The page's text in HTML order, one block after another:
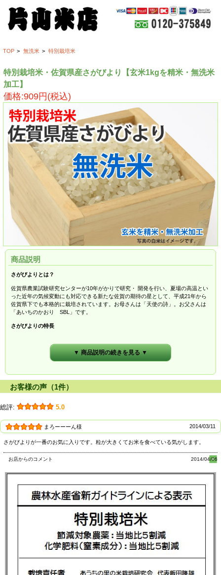
TOP > 無洗米 > 特別栽培米
特別栽培米・佐賀県産さがびより【玄米1kgを精米・無洗米
加工】
価格:909円(税込)
商品説明
さがびよりとは？
佐賀県農業試験研究センターが10年がかりで研究・ 開発を行い、夏場の高温とい
った近年の気候変動にも対応できる新たな佐賀の期待の星として、平成21年から
佐賀県下でも本格的に栽培されています。お母さんは「天使の詩」。お父さんは
「あいちのかおり SBL」です。
さがびよりの特長
粒が大きくしっかり
甘み・香りがよい
さがびよりのネーミング
佐賀のおだやかな気候、肥沃な大地、豊かな水、豊潤な自然の恵みを生かして、
も知恵と努力を重ね、やっと迎えた収穫の日は、この上なく晴れやかな佐賀日
りです。
3年連続特A受賞中
「さがびより」は、日本穀物検定協会の「米の食味ランキング」で、22年産、23
年産、24年産、25年産、26年産と5年連続の「特A」に評価されました。
特別栽培米
▼ 商品説明の続きを見る ▼
お客様の声（1件）
総評: 5.0
まろーーーん様 2014/03/11
さがびよりが一番のお気に入りです。粒が大きくてお米を食べている気がします。
お店からのコメント 2014/04/06